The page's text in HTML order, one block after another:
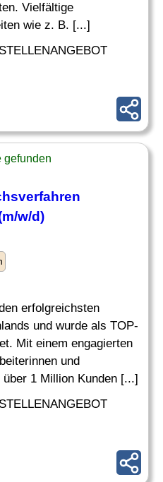
Vielfältige
wie z. B. [...]
gefunden
w/d)
erfolgreichsten
und wurde als TOP-
Mit einem engagierten
und
1 Million Kunden [...]